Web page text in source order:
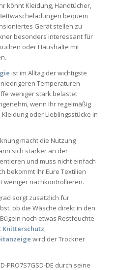
könnt Kleidung, Handtücher,
bequem
Gerät stellen zu
besonders interessant für
oder Haushalte mit
ist im Alltag der wichtigste
Temperaturen
weniger stark belastet
wenn Ihr regelmäßig
oder Lieblingsstücke in
macht die Nutzung
sich stärker an der
und muss nicht einfach
bekommt Ihr Eure Textilien
weniger nachkontrollieren.
sorgt zusätzlich für
ob die Wäsche direkt in den
noch etwas Restfeuchte
Knitterschutz,
wird der Trockner
PRO7S7GSD-DE durch seine